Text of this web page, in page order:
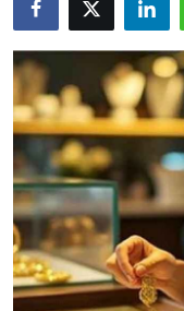
धर्म
लाइफस्टाइल
टेक